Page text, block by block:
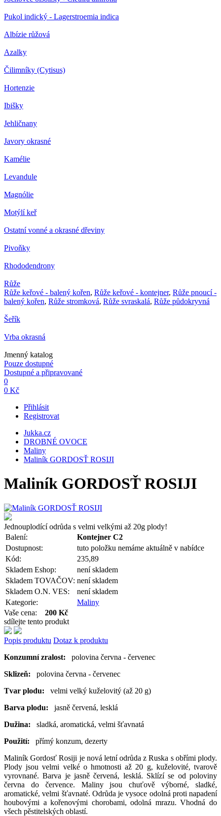
Pukol indický - Lagerstroemia indica
Albízie růžová
Azalky
Čilimníky (Cytisus)
Hortenzie
Ibišky
Jehličnany
Javory okrasné
Kamélie
Levandule
Magnólie
Motýlí keř
Ostatní vonné a okrasné dřeviny
Pivoňky
Rhododendrony
Růže
Růže keřové - balený kořen, Růže keřové - kontejner, Růže pnoucí -
balený kořen, Růže stromková, Růže svraskalá, Růže půdokryvná
Šeřík
Vrba okrasná
Jmenný katalog
Pouze dostupné
Dostupné a připravované
0
0 Kč
Přihlásit
Registrovat
Jukka.cz
DROBNÉ OVOCE
Maliny
Maliník GORDOSŤ ROSIJI
Maliník GORDOSŤ ROSIJI
Jednouplodící odrůda s velmi velkými až 20g plody!
Balení:
Kontejner C2
Dostupnost:
tuto položku nemáme aktuálně v nabídce
Kód:
235,89
Skladem Eshop:
není skladem
Skladem TOVAČOV: není skladem
Skladem O.N. VES:
není skladem
Kategorie:
Maliny
Vaše cena: 200 Kč
sdílejte tento produkt
Popis produktu Dotaz k produktu
Konzumní zralost: polovina června - červenec
Sklizeň: polovina června - červenec
Tvar plodu:
velmi velký kuželovitý (až 20 g)
Barva plodu: jasně červená, lesklá
Dužina:
sladká, aromatická, velmi šťavnatá
Použití: přímý konzum, dezerty
Maliník Gordosť Rosiji je nová letní odrůda z Ruska s obřími plody.
Plody jsou velmi velké o hmotnosti až 20 g, kuželovité, tvarově
vyrovnané. Barva je jasně červená, lesklá. Sklízí se od poloviny
června do července. Maliny jsou chuťově výborné, sladké,
aromatické, velmi šťavnaté. Odrůda je vysoce odolná proti napadení
houbovými a kořenovými chorobami, odolná mrazu. Vhodná do
všech pěstitelských oblastí.